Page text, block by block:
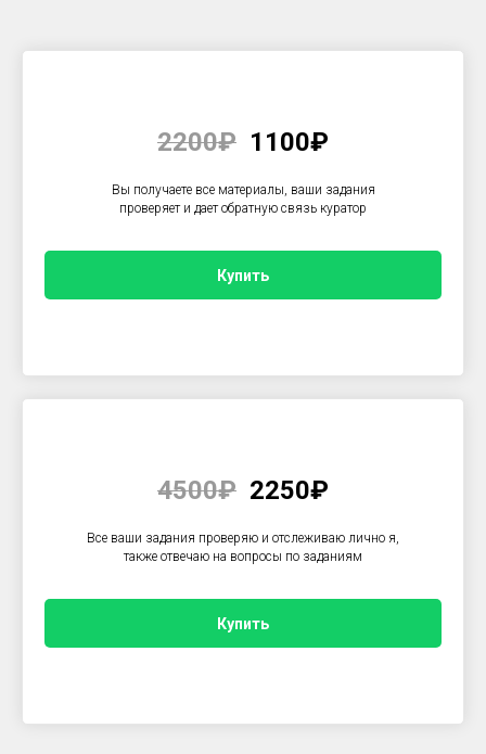
2200₽ 1100₽
Вы получаете все материалы, ваши задания
проверяет и дает обратную связь куратор
Купить
4500₽ 2250₽
Все ваши задания проверяю и отслеживаю лично я,
также отвечаю на вопросы по заданиям
Купить